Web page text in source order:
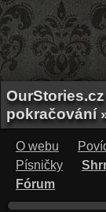
pokračování
O webu
Písničky
Fórum